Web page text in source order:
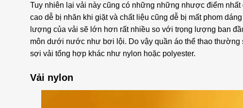
Tuy nhiên lại vải này cũng có những những nhược điểm
cao dễ bị nhăn khi giặt và chất liệu cũng dễ bị mất phom
lượng của vải sẽ lớn hơn rất nhiều so với trọng lượng ban
môn dưới nước như bơi lội. Do vậy quần áo thể thao thường
sợi vải tổng hợp khác như nylon hoặc polyester.
Vải nylon